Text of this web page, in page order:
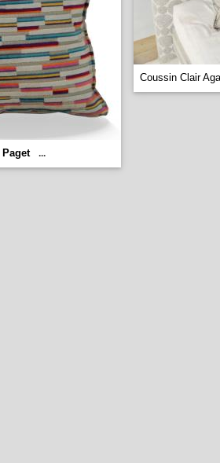
Paget ...
Coussin Clair